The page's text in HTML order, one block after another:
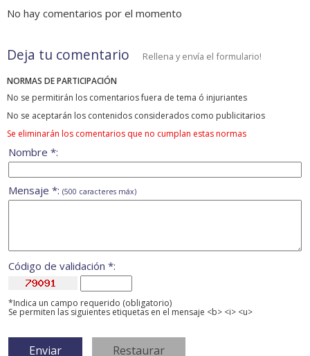
No hay comentarios por el momento
Deja tu comentario Rellena y envía el formulario!
NORMAS DE PARTICIPACIÓN
No se permitirán los comentarios fuera de tema ó injuriantes
No se aceptarán los contenidos considerados como publicitarios
Se eliminarán los comentarios que no cumplan estas normas
Nombre *:
Mensaje *: (500 caracteres máx)
Código de validación *:
*Indica un campo requerido (obligatorio)
Se permiten las siguientes etiquetas en el mensaje <b> <i> <u>